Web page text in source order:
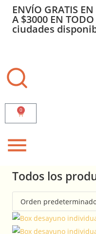
ENVÍO GRATIS
A $3000 EN
ciudades
0
Todos los